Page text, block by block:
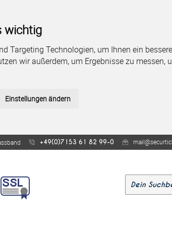
wichtig
Targeting Technologien, um Ihnen ein
wir außerdem, um Ergebnisse zu
Einstellungen ändern
+49(0)7153 61 82 99-0